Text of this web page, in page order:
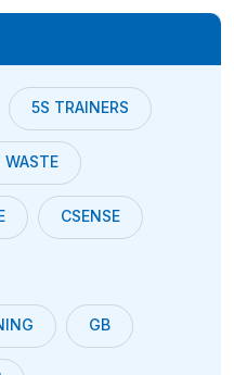
5S TRAINERS
WASTE
CSENSE
GB